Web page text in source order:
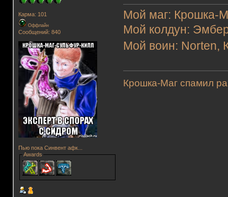
Карма: 101
Оффлайн
Сообщений: 840
Пью пока Синвент афк...
Awards
Мой маг: Крошка-
Мой колдун:
Мой воин: Norten,
Крошка-Маг спамил